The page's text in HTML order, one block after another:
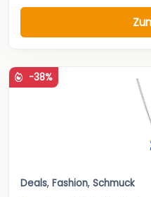
-38%
Deals, Fashion, Schmuck